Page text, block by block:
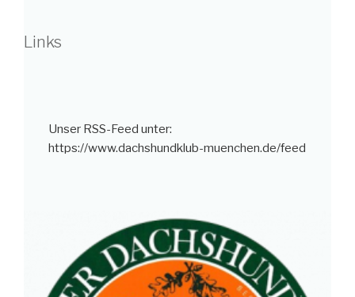
Links
Unser RSS-Feed unter:
https://www.dachshundklub-muenchen.de/feed